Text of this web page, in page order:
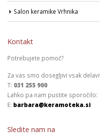
Salon keramike Vrhnika
Kontakt
Potrebujete pomoč?
Za vas smo dosegljivi vsak
T: 031 255 900
Lahko pa nam pustite sporočilo:
E: barbara@keramoteka.si
Sledite nam na